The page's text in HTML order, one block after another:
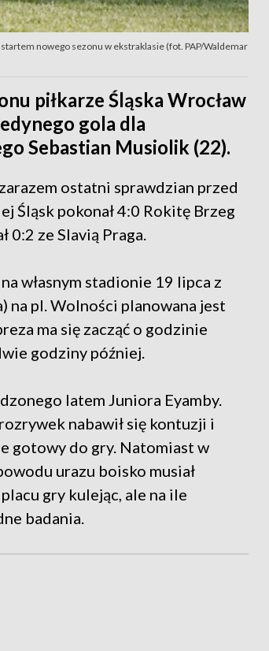
nowego sezonu w ekstraklasie (fot. PAP/Waldemar
piłkarze Śląska Wrocław
gola dla
Sebastian Musiolik (22).
ostatni sprawdzian przed
Śląsk pokonał 4:0 Rokitę Brzeg
0:2 ze Slavią Praga.
własnym stadionie 19 lipca z
na pl. Wolności planowana jest
ma się zacząć o godzinie
godziny później.
latem Juniora Eyamby.
nabawił się kontuzji i
gotowy do gry. Natomiast w
urazu boisko musiał
gry kulejąc, ale na ile
badania.